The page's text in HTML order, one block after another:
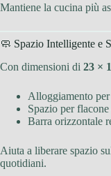
Mantiene la cucina più
🧼 Spazio Intelligente e
Con dimensioni di 23 ×
Alloggiamento per
Spazio per
Barra orizzontale
Aiuta a liberare spazio
quotidiani.